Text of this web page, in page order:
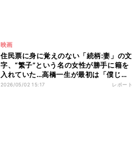
映画
住民票に身に覚えのない「続柄:妻」の文
字、“繁子”という名の女性が勝手に籍を
入れていた…高橋一生が最初は「僕じゃ
ないんじゃないかな」と思った役を引き
2026/05/02 15:17 レポート